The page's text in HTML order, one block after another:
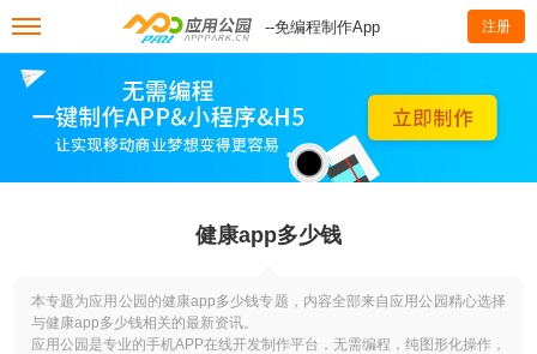
--免编程制作App 注册
健康app多少钱
本专题为应用公园的健康app多少钱专题，内容全部来自应用公园精心选择
与健康app多少钱相关的最新资讯。
应用公园是专业的手机APP在线开发制作平台，无需编程，纯图形化操作，